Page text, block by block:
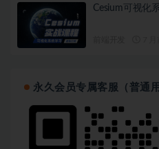
Cesium可视化
永久会员专属客服（普通